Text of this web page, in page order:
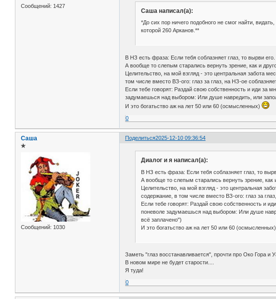
Сообщений: 1427
Саша написал(а):
*До сих пор ничего подобного не смог найти,
которой 260 Арканов.**
В НЗ есть фраза: Если тебя соблазняет глаз, то вырви его.
А вообще то слепым старались вернуть зрение, как и
Целительство, на мой взгляд - это центральная забота
том числе вместо ВЗ-ого: глаз за глаз, на НЗ-ое
Если тебе говорят: Раздай свою собственность и иди за
задумаешься над выбором: Или душе навредить, или
И это богатьство аж на лет 50 или 60 (осмысленных)
0
Поделиться2025-12-10 09:36:54
Саша
✯
Сообщений: 1030
Диалог и я написал(а):
В НЗ есть фраза: Если тебя соблазняет глаз, то
А вообще то слепым старались вернуть зрение, как
Целительство, на мой взгляд - это центральная
содержание, в том числе вместо ВЗ-ого: глаз за
Если тебе говорят: Раздай свою собственность и
поневоле задумаешься над выбором: Или душе
всё заплачено")
И это богатьство аж на лет 50 или 60 (осмысленных)
Заметь "глаз восстанавливается", прочти про Око Гора и
В новом мире не будет старости....
Я туда!
0